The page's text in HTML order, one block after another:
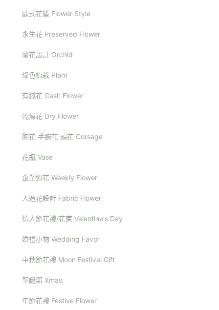
歐式花籃 Flower Style
永生花 Preserved Flower
蘭花設計 Orchid
綠色植栽 Plant
有錢花 Cash Flower
乾燥花 Dry Flower
胸花 手腕花 頭花 Corsage
花瓶 Vase
企業週花 Weekly Flower
人造花設計 Fabric Flower
情人節花禮/花束 Valentine's Day
婚禮小物 Wedding Favor
中秋節花禮 Moon Festival Gift
聖誕節 Xmas
年節花禮 Festive Flower